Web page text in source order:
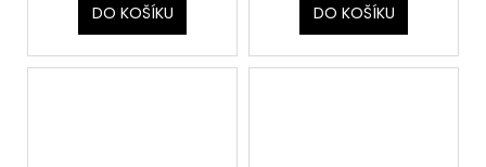
DO KOŠÍKU DO KOŠÍKU